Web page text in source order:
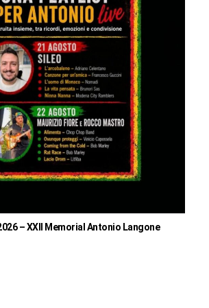
– XXII Memorial Antonio Langone